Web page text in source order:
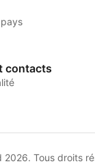
contacts
Tous droits